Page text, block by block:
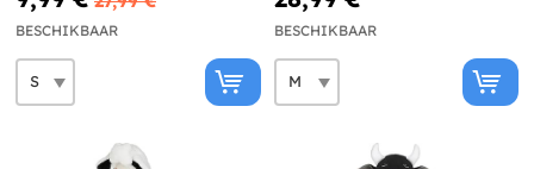
BESCHIKBAAR BESCHIKBAAR